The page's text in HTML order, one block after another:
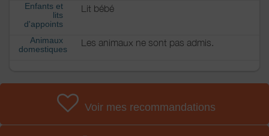
Enfants et
lits
d'appoints
Lit bébé
Animaux
domestiques
Les animaux ne sont pas admis.
Voir mes recommandations